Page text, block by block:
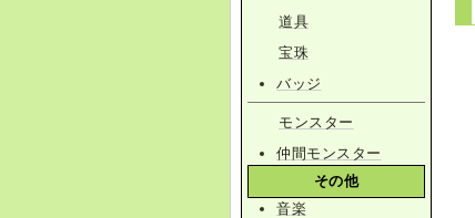
道具
宝珠
バッジ
モンスター
仲間モンスター
その他
音楽